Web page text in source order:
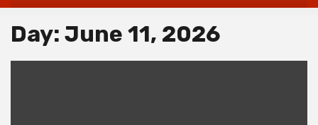
Day: June 11, 2026